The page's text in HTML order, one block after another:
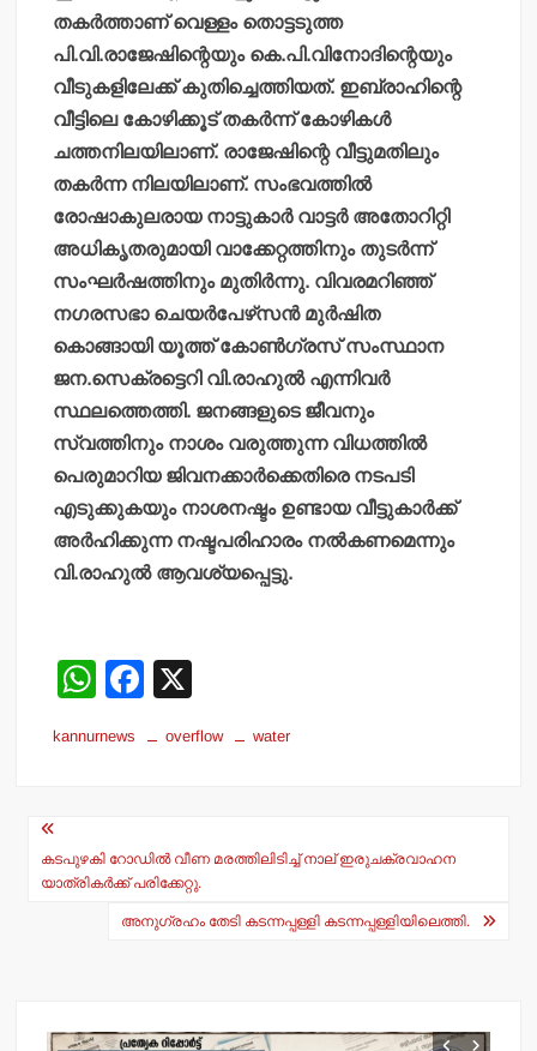
തകര്‍ത്താണ് വെള്ളം തൊട്ടടുത്ത
പി.വി.രാജേഷിന്റെയും കെ.പി.വിനോദിന്റെയും
വീടുകളിലേക്ക് കുതിച്ചെത്തിയത്. ഇബ്രാഹിന്റെ
വീട്ടിലെ കോഴിക്കൂട് തകര്‍ന്ന് കോഴികള്‍
ചത്തനിലയിലാണ്. രാജേഷിന്റെ വീട്ടുമതിലും
തകര്‍ന്ന നിലയിലാണ്. സംഭവത്തില്‍
രോഷാകുലരായ നാട്ടുകാര്‍ വാട്ടര്‍ അതോറിറ്റി
അധികൃതരുമായി വാക്കേറ്റത്തിനും തുടര്‍ന്ന്
സംഘര്‍ഷത്തിനും മുതിര്‍ന്നു. വിവരമറിഞ്ഞ്
നഗരസഭാ ചെയര്‍പേഴ്‌സന്‍ മുര്‍ഷിത
കൊങ്ങായി യൂത്ത് കോണ്‍ഗ്രസ് സംസ്ഥാന
ജന.സെക്രട്ടെറി വി.രാഹുല്‍ എന്നിവര്‍
സ്ഥലത്തെത്തി. ജനങ്ങളുടെ ജീവനും
സ്വത്തിനും നാശം വരുത്തുന്ന വിധത്തില്‍
പെരുമാറിയ ജിവനക്കാര്‍ക്കെതിരെ നടപടി
എടുക്കുകയും നാശനഷ്ടം ഉണ്ടായ വീട്ടുകാര്‍ക്ക്
അര്‍ഹിക്കുന്ന നഷ്ടപരിഹാരം നല്‍കണമെന്നും
വി.രാഹുല്‍ ആവശ്യപ്പെട്ടു.
W
at
p
F
c
o
o
kannurnews overflow water
Post
navigation
കടപുഴകി റോഡില്‍ വീണ മരത്തിലിടിച്ച് നാല് ഇരുചക്രവാഹന
യാത്രികര്‍ക്ക് പരിക്കേറ്റു.
അനുഗ്രഹം തേടി കടന്നപ്പള്ളി കടന്നപ്പള്ളിയിലെത്തി.